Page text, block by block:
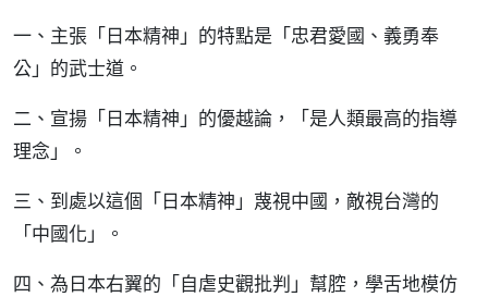
一、主張「日本精神」的特點是「忠君愛國、義勇奉
公」的武士道。
二、宣揚「日本精神」的優越論，「是人類最高的指導
理念」。
三、到處以這個「日本精神」蔑視中國，敵視台灣的
「中國化」。
四、為日本右翼的「自虐史觀批判」幫腔，學舌地模仿